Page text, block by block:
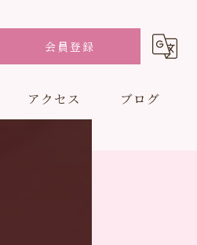
会員登録
アクセス ブログ